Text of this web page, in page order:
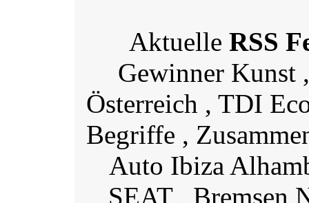
Aktuelle RSS
Gewinner Kunst
Österreich , TDI
Begriffe ,
Auto Ibiza
SEAT , Bremsen